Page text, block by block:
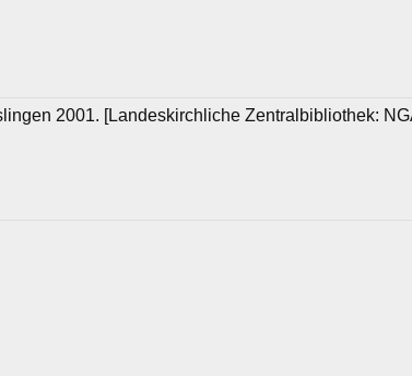
2001. [Landeskirchliche Zentralbibliothek: